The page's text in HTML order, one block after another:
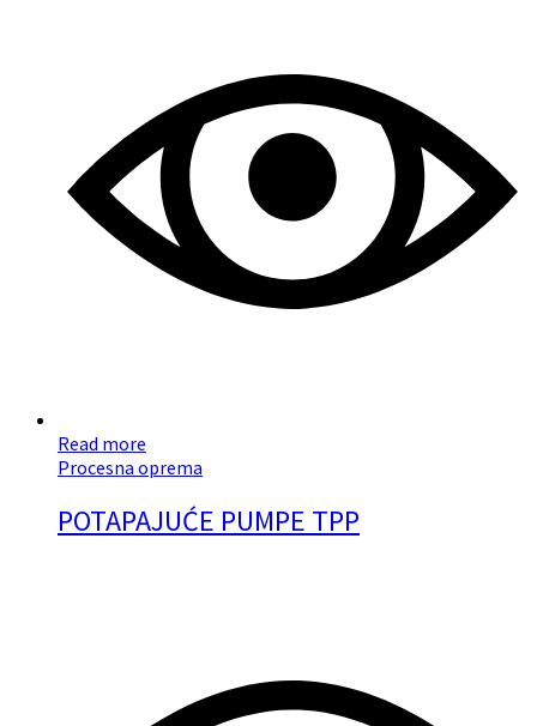
Read more
Procesna oprema
POTAPAJUĆE PUMPE TPP